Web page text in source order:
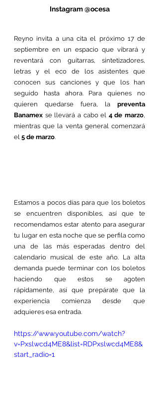
Instagram @ocesa
Reyno invita a una cita el próximo 17 de
septiembre en un espacio que vibrará y
reventará con guitarras, sintetizadores,
letras y el eco de los asistentes que
conocen sus canciones y que los han
seguido hasta ahora. Para quienes no
quieren quedarse fuera, la preventa
Banamex se llevará a cabo el 4 de marzo,
mientras que la venta general comenzará
el 5 de marzo.
Estamos a pocos días para que los boletos
se encuentren disponibles, así que te
recomendamos estar atento para asegurar
tu lugar en esta noche que se perfila como
una de las más esperadas dentro del
calendario musical de este año. La alta
demanda puede terminar con los boletos
haciendo que estos se agoten
rápidamente, así que prepárate que la
experiencia comienza desde que
adquieres esa entrada.
https://www.youtube.com/watch?
v=Pxslwcd4ME8&list=RDPxslwcd4ME8&
start_radio=1